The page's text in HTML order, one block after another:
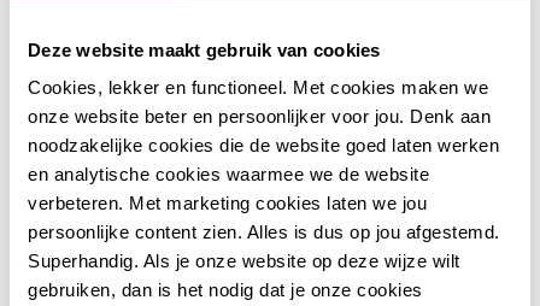
Deze website maakt gebruik van cookies
Cookies, lekker en functioneel. Met cookies maken we
onze website beter en persoonlijker voor jou. Denk aan
noodzakelijke cookies die de website goed laten werken
en analytische cookies waarmee we de website
verbeteren. Met marketing cookies laten we jou
persoonlijke content zien. Alles is dus op jou afgestemd.
Superhandig. Als je onze website op deze wijze wilt
gebruiken, dan is het nodig dat je onze cookies